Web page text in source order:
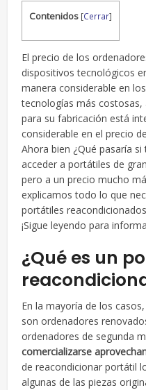
Contenidos [Cerrar]
El precio de los
dispositivos tecnológicos
manera considerable en
tecnologías más costosas,
para su fabricación está
considerable en el precio
Ahora bien ¿Qué pasaría
acceder a portátiles de
pero a un precio mucho
explicamos todo lo que
portátiles
¡Sigue leyendo para
¿Qué es un
En la mayoría de los
son ordenadores
ordenadores de segunda
comercializarse
de reacondicionar portátil
algunas de las piezas